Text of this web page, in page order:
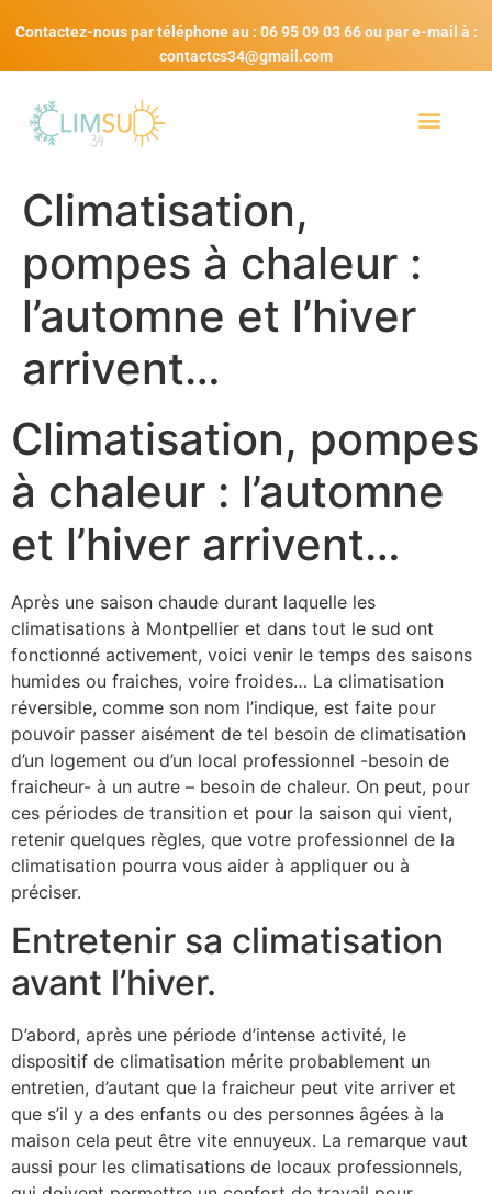
Contactez-nous par téléphone au : 06 95 09 03 66 ou par e-mail à :
contactcs34@gmail.com
Climatisation,
pompes à chaleur :
l’automne et l’hiver
arrivent…
Climatisation, pompes
à chaleur : l’automne
et l’hiver arrivent…
Après une saison chaude durant laquelle les
climatisations à Montpellier et dans tout le sud ont
fonctionné activement, voici venir le temps des saisons
humides ou fraiches, voire froides… La climatisation
réversible, comme son nom l’indique, est faite pour
pouvoir passer aisément de tel besoin de climatisation
d’un logement ou d’un local professionnel -besoin de
fraicheur- à un autre – besoin de chaleur. On peut, pour
ces périodes de transition et pour la saison qui vient,
retenir quelques règles, que votre professionnel de la
climatisation pourra vous aider à appliquer ou à
préciser.
Entretenir sa climatisation
avant l’hiver.
D’abord, après une période d’intense activité, le
dispositif de climatisation mérite probablement un
entretien, d’autant que la fraicheur peut vite arriver et
que s’il y a des enfants ou des personnes âgées à la
maison cela peut être vite ennuyeux. La remarque vaut
aussi pour les climatisations de locaux professionnels,